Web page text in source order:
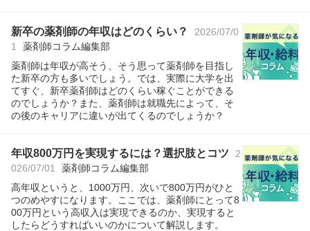
新卒の薬剤師の年収はどのくらい？
2026/07/0
1
薬剤師コラム編集部
薬剤師は年収が高そう、そう思って薬剤師を目指し
た新卒の方も多いでしょう。では、実際に大学を出
てすぐ、新卒薬剤師はどのくらい稼ぐことができる
のでしょうか？また、薬剤師は就職先によって、そ
の後のキャリアに違いが出てくるのでしょうか？
年収800万円を実現するには？選択肢とコツ
2
026/07/01
薬剤師コラム編集部
高年収というと、1000万円、次いで800万円がひと
つのめやすになります。ここでは、薬剤師にとって8
00万円という高収入は実現できるのか、実現すると
したらどうすればいいのかについて解説します。